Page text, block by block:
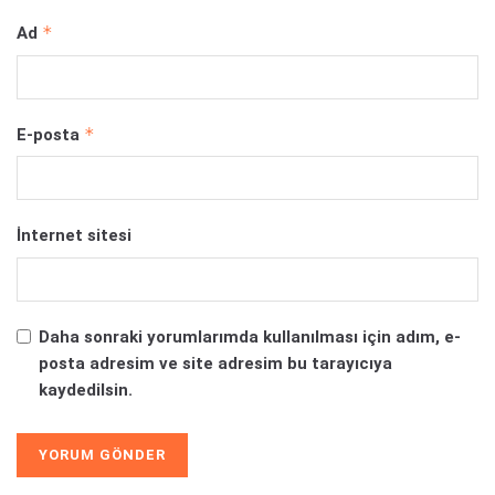
Ad *
E-posta *
İnternet sitesi
Daha sonraki yorumlarımda kullanılması için adım, e-
posta adresim ve site adresim bu tarayıcıya
kaydedilsin.